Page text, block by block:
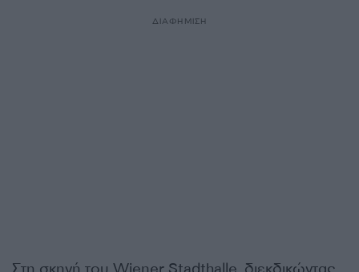
ΔΙΑΦΗΜΙΣΗ